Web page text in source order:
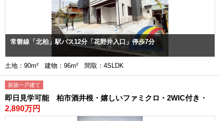
常磐線「北柏」駅バス12分「花野井入口」停歩7分
土地：90m² 建物：96m² 間取：4SLDK
新築一戸建て
即日見学可能 柏市酒井根・嬉しいファミクロ・2WIC付き・
2,890万円